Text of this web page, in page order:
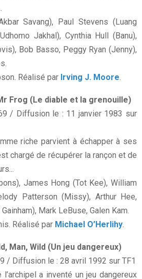
Savang), Paul Stevens (Luang
Jakhal), Cynthia Hull (Banu),
Bob Basso, Peggy Ryan (Jenny),
Réalisé par Irving J. Moore.
Frog (Le diable et la grenouille)
/ Diffusion le : 11 janvier 1983 sur
riche parvient à échapper à ses
chargé de récupérer la rançon et de
James Hong (Tot Kee), William
Patterson (Missy), Arthur Hee,
Mark LeBuse, Galen Kam.
Réalisé par Michael O’Herlihy.
Man, Wild (Un jeu dangereux)
/ Diffusion le : 28 avril 1992 sur TF1
a inventé un jeu dangereux